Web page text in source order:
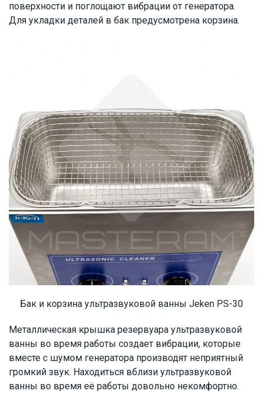
поверхности и поглощают вибрации от генератора.
Для укладки деталей в бак предусмотрена корзина.
Бак и корзина ультразвуковой ванны Jeken PS-30
Металлическая крышка резервуара ультразвуковой
ванны во время работы создает вибрации, которые
вместе с шумом генератора производят неприятный
громкий звук. Находиться вблизи ультразвуковой
ванны во время её работы довольно некомфортно.